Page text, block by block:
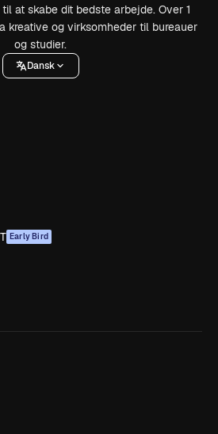
at skabe dit bedste arbejde. Over 1
kreative og virksomheder til bureauer
og studier.
Dansk
Early Bird